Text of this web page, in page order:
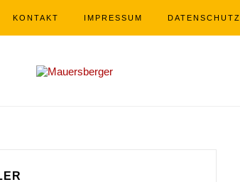
KONTAKT IMPRESSUM DATENSCHUTZ